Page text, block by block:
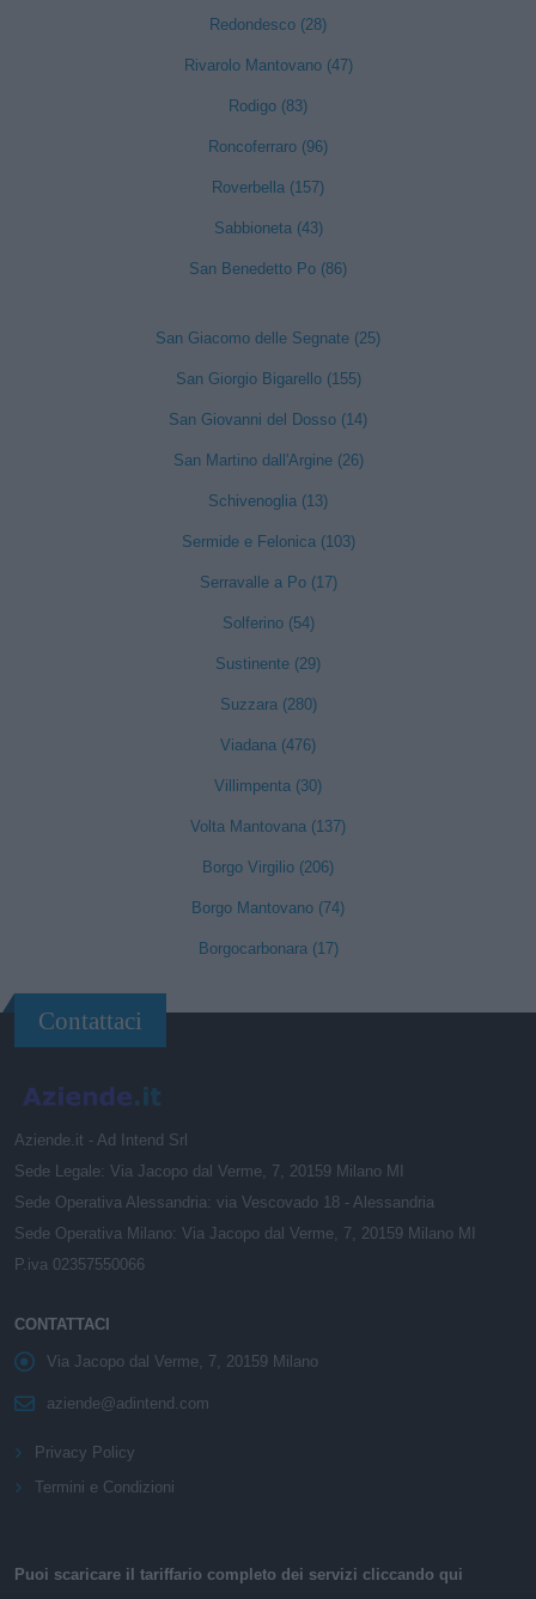
Redondesco (28)
Rivarolo Mantovano (47)
Rodigo (83)
Roncoferraro (96)
Roverbella (157)
Sabbioneta (43)
San Benedetto Po (86)
San Giacomo delle Segnate (25)
San Giorgio Bigarello (155)
San Giovanni del Dosso (14)
San Martino dall'Argine (26)
Schivenoglia (13)
Sermide e Felonica (103)
Serravalle a Po (17)
Solferino (54)
Sustinente (29)
Suzzara (280)
Viadana (476)
Villimpenta (30)
Volta Mantovana (137)
Borgo Virgilio (206)
Borgo Mantovano (74)
Borgocarbonara (17)
Contattaci
Aziende.it - Ad Intend Srl
Sede Legale: Via Jacopo dal Verme, 7, 20159 Milano MI
Sede Operativa Alessandria: via Vescovado 18 - Alessandria
Sede Operativa Milano: Via Jacopo dal Verme, 7, 20159 Milano MI
P.iva 02357550066
CONTATTACI
Via Jacopo dal Verme, 7, 20159 Milano
aziende@adintend.com
Privacy Policy
Termini e Condizioni
Puoi scaricare il tariffario completo dei servizi cliccando qui